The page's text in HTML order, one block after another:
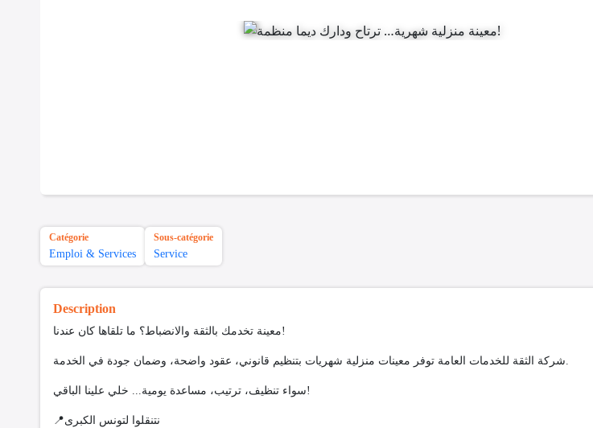
Catégorie
Emploi & Services
Sous-catégorie
Service
Description
معينة تخدمك بالثقة والانضباط؟ ما تلقاها كان عندنا!
شركة الثقة للخدمات العامة توفر معينات منزلية شهريات بتنظيم قانوني، عقود واضحة، وضمان جودة في الخدمة.
سواء تنظيف، ترتيب، مساعدة يومية... خلي علينا الباقي!
📍نتنقلوا لتونس الكبرى